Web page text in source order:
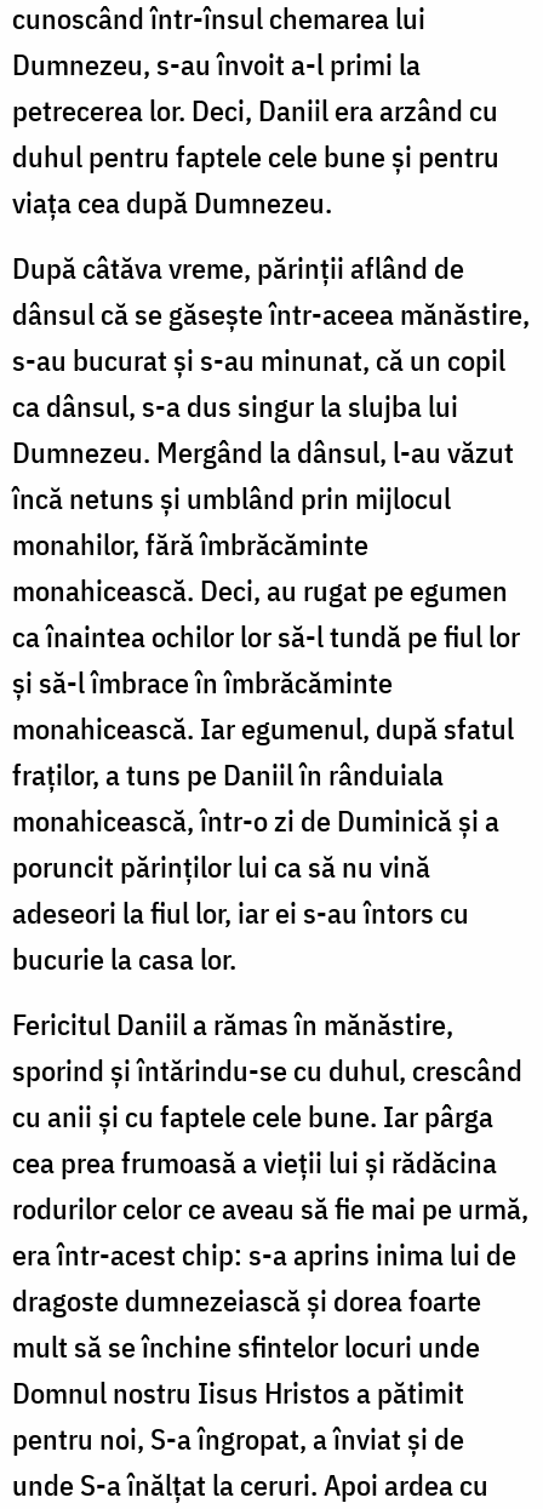
cunoscând într-însul chemarea lui
Dumnezeu, s-au învoit a-l primi la
petrecerea lor. Deci, Daniil era arzând cu
duhul pentru faptele cele bune și pentru
viața cea după Dumnezeu.
După câtăva vreme, părinții aflând de
dânsul că se găsește într-aceea mănăstire,
s-au bucurat și s-au minunat, că un copil
ca dânsul, s-a dus singur la slujba lui
Dumnezeu. Mergând la dânsul, l-au văzut
încă netuns și umblând prin mijlocul
monahilor, fără îmbrăcăminte
monahicească. Deci, au rugat pe egumen
ca înaintea ochilor lor să-l tundă pe fiul lor
și să-l îmbrace în îmbrăcăminte
monahicească. Iar egumenul, după sfatul
fraților, a tuns pe Daniil în rânduiala
monahicească, într-o zi de Duminică și a
poruncit părinților lui ca să nu vină
adeseori la fiul lor, iar ei s-au întors cu
bucurie la casa lor.
Fericitul Daniil a rămas în mănăstire,
sporind și întărindu-se cu duhul, crescând
cu anii și cu faptele cele bune. Iar pârga
cea prea frumoasă a vieții lui și rădăcina
rodurilor celor ce aveau să fie mai pe urmă,
era într-acest chip: s-a aprins inima lui de
dragoste dumnezeiască și dorea foarte
mult să se închine sfintelor locuri unde
Domnul nostru Iisus Hristos a pătimit
pentru noi, S-a îngropat, a înviat și de
unde S-a înălțat la ceruri. Apoi ardea cu